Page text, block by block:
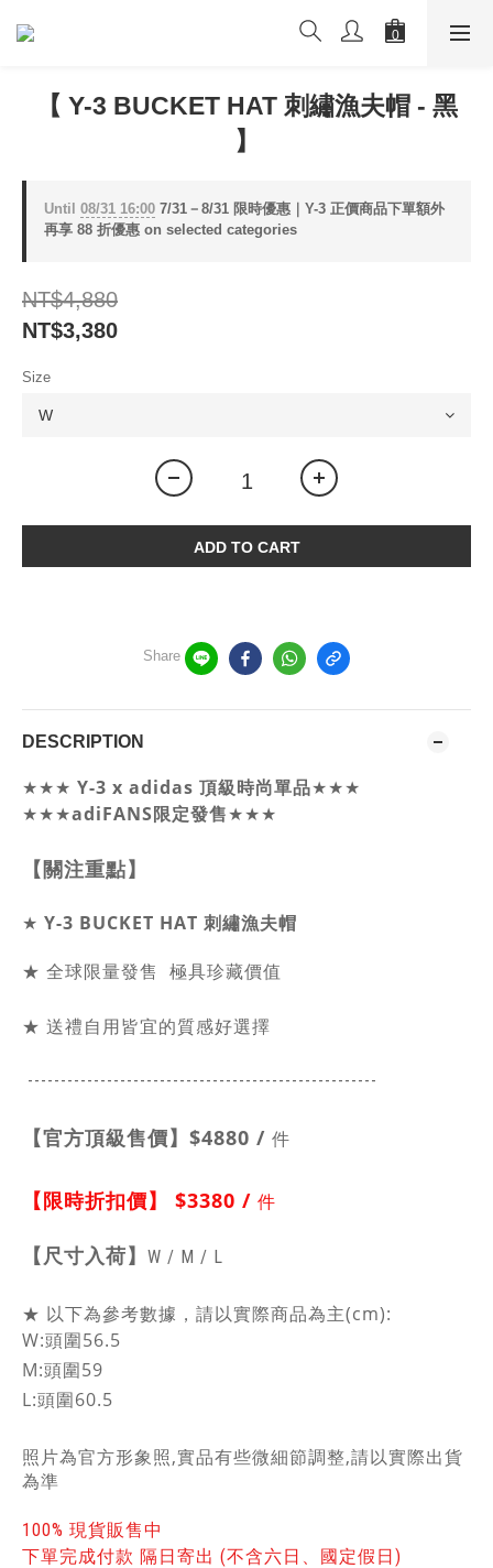
【 Y-3 BUCKET HAT 刺繡漁夫帽 - 黑
】
Until 08/31 16:00 7/31－8/31 限時優惠｜Y-3 正價商品下單額外
再享 88 折優惠 on selected categories
NT$4,880
NT$3,380
Size
ADD TO CART
Share
DESCRIPTION
★★★ Y-3 x adidas 頂級時尚單品★★★
★★★adiFANS限定發售★★★
【關注重點】
★ Y-3 BUCKET HAT 刺繡漁夫帽
★ 全球限量發售 極具珍藏價值
★ 送禮自用皆宜的質感好選擇
-----------------------------------------------------
【官方頂級售價】 $4880 / 件
【限時折扣價】 $3380 / 件
【 尺寸入荷】 W / M / L
★ 以下為參考數據，請以實際商品為主(cm):
W:頭圍56.5
M:頭圍59
L:頭圍60.5
照片為官方形象照,實品有些微細節調整,請以實際出貨
為準
100% 現貨販售中
下單完成付款 隔日寄出 (不含六日、國定假日)